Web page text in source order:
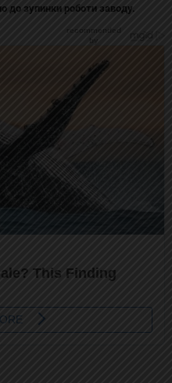
до зупинки роботи заводу.